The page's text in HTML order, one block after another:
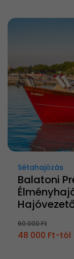
Sétahajózás
Balatoni
60 000 Ft
48 000 Ft-tól